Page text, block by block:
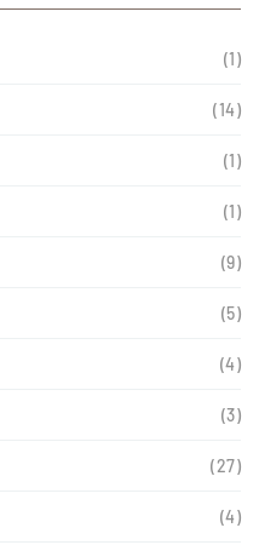
(1)
(14)
(1)
(1)
(9)
(5)
(4)
(3)
(27)
(4)